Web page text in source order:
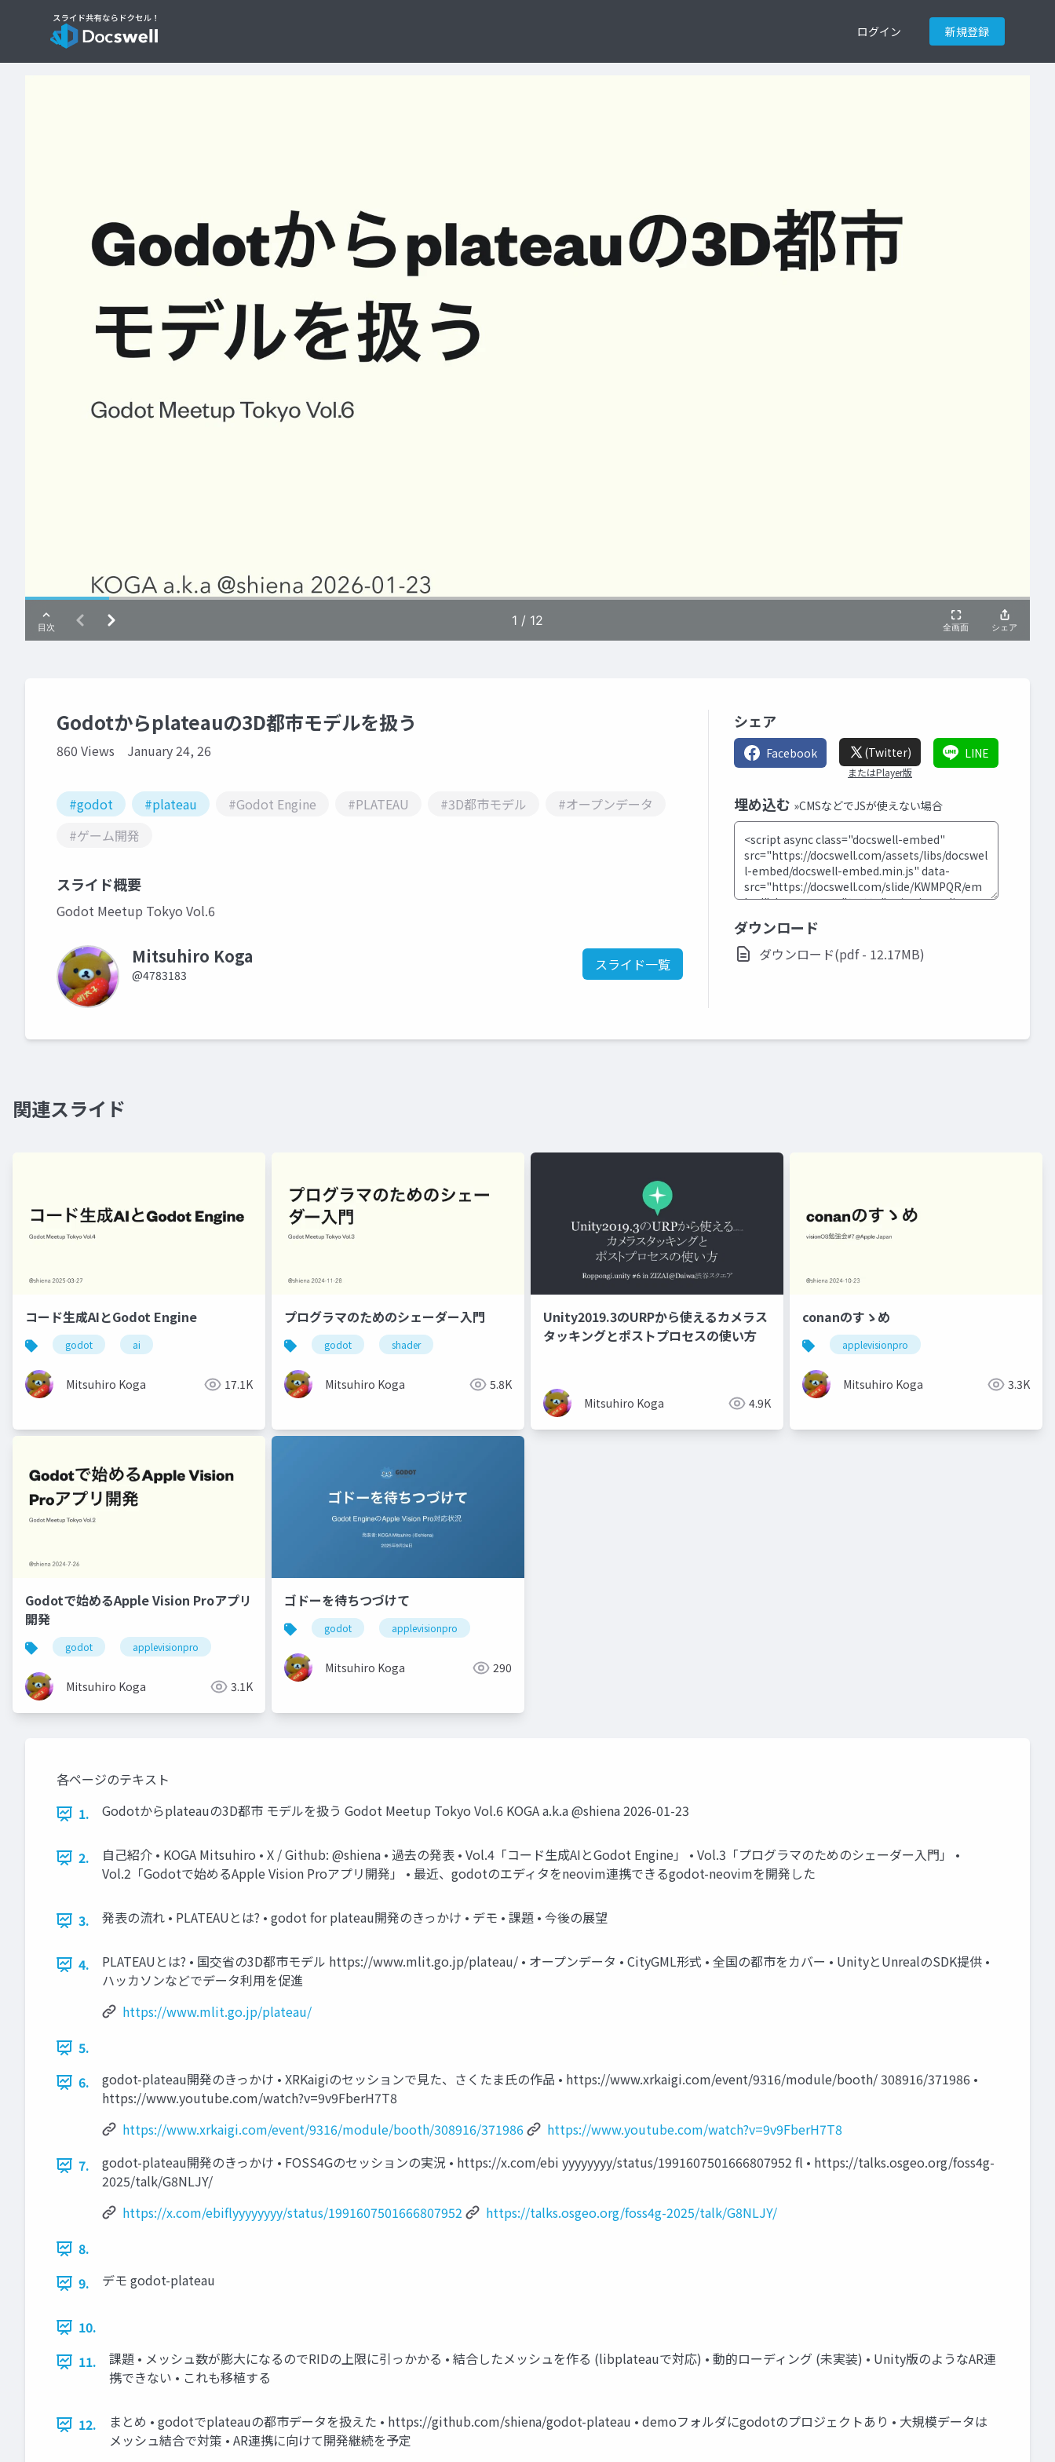
ログイン 新規登録
Godotからplateauの3D都市モデルを扱う
860 Views January 24, 26
#godot #plateau #Godot Engine #PLATEAU #3D都市モデル
#オープンデータ
#ゲーム開発
スライド概要
Godot Meetup Tokyo Vol.6
Mitsuhiro Koga
@4783183
スライド一覧
シェア
Facebook (Twitter)
またはPlayer版
LINE
埋め込む »CMSなどでJSが使えない場合
ダウンロード
ダウンロード(pdf - 12.17MB)
関連スライド
コード生成AIとGodot Engine
godot ai
Mitsuhiro Koga 17.1K
プログラマのためのシェーダー入門
godot shader
Mitsuhiro Koga 5.8K
Unity2019.3のURPから使えるカメラス
タッキングとポストプロセスの使い方
Mitsuhiro Koga 4.9K
conanのすゝめ
applevisionpro
Mitsuhiro Koga 3.3K
Godotで始めるApple Vision Proアプリ
開発
godot applevisionpro
Mitsuhiro Koga 3.1K
ゴドーを待ちつづけて
godot applevisionpro
Mitsuhiro Koga 290
各ページのテキスト
1.
Godotからplateauの3D都市 モデルを扱う Godot Meetup Tokyo Vol.6 KOGA a.k.a @shiena 2026-01-23
2.
自己紹介 • KOGA Mitsuhiro • X / Github: @shiena • 過去の発表 • Vol.4「コード生成AIとGodot Engine」 • Vol.3「プログラマのためのシェーダー入門」 •
Vol.2「Godotで始めるApple Vision Proアプリ開発」 • 最近、godotのエディタをneovim連携できるgodot-neovimを開発した
3. 発表の流れ • PLATEAUとは? • godot for plateau開発のきっかけ • デモ • 課題 • 今後の展望
4.
PLATEAUとは? • 国交省の3D都市モデル https://www.mlit.go.jp/plateau/ • オープンデータ • CityGML形式 • 全国の都市をカバー • UnityとUnrealのSDK提供 •
ハッカソンなどでデータ利用を促進
https://www.mlit.go.jp/plateau/
5.
6.
godot-plateau開発のきっかけ • XRKaigiのセッションで見た、さくたま氏の作品 • https://www.xrkaigi.com/event/9316/module/booth/ 308916/371986 •
https://www.youtube.com/watch?v=9v9FberH7T8
https://www.xrkaigi.com/event/9316/module/booth/308916/371986
https://www.youtube.com/watch?v=9v9FberH7T8
7.
godot-plateau開発のきっかけ • FOSS4Gのセッションの実況 • https://x.com/ebi yyyyyyyy/status/1991607501666807952 fl • https://talks.osgeo.org/foss4g-
2025/talk/G8NLJY/
https://x.com/ebiflyyyyyyyy/status/1991607501666807952
https://talks.osgeo.org/foss4g-2025/talk/G8NLJY/
8.
9.
デモ godot-plateau
10.
11.
課題 • メッシュ数が膨大になるのでRIDの上限に引っかかる • 結合したメッシュを作る (libplateauで対応) • 動的ローディング (未実装) • Unity版のようなAR連
携できない • これも移植する
12.
まとめ • godotでplateauの都市データを扱えた • https://github.com/shiena/godot-plateau • demoフォルダにgodotのプロジェクトあり • 大規模データは
メッシュ結合で対策 • AR連携に向けて開発継続を予定